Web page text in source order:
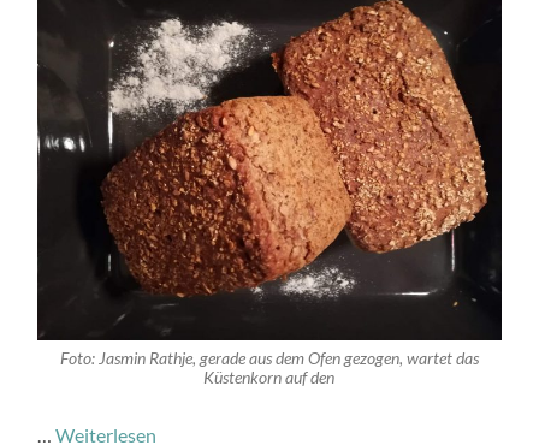
Foto: Jasmin Rathje, gerade aus dem Ofen gezogen, wartet das
Küstenkorn auf den
…Weiterlesen